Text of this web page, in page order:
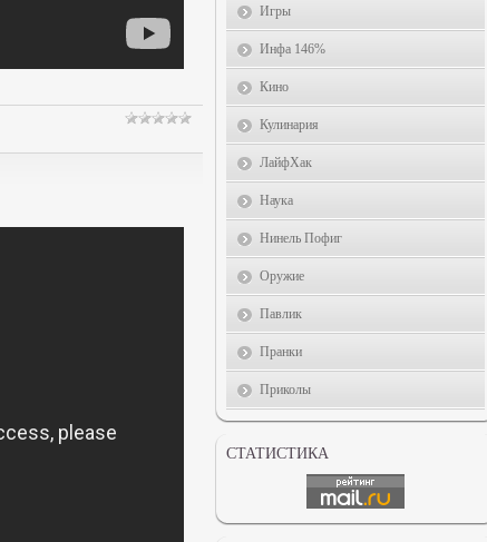
Игры
Инфа 146%
Кино
Кулинария
ЛайфХак
Наука
Нинель Пофиг
Оружие
Павлик
Пранки
Приколы
СТАТИСТИКА